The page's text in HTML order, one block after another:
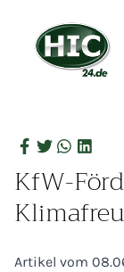
KfW-
Artikel vom